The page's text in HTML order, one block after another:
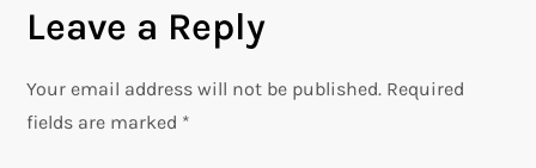
n
a
Leave a Reply
Your email address will not be published. Required
fields are marked *